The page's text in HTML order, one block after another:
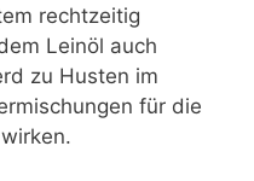
rechtzeitig
Leinöl auch
zu Husten im
für die